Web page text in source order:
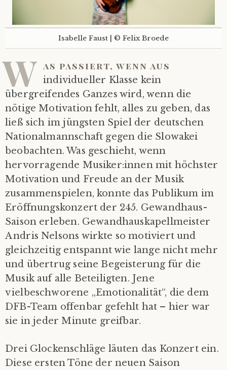
Isabelle Faust | © Felix Broede
W as passiert, wenn aus
individueller Klasse kein
übergreifendes Ganzes wird, wenn die
nötige Motivation fehlt, alles zu geben, das
ließ sich im jüngsten Spiel der deutschen
Nationalmannschaft gegen die Slowakei
beobachten. Was geschieht, wenn
hervorragende Musiker:innen mit höchster
Motivation und Freude an der Musik
zusammenspielen, konnte das Publikum im
Eröffnungskonzert der 245. Gewandhaus-
Saison erleben. Gewandhauskapellmeister
Andris Nelsons wirkte so motiviert und
gleichzeitig entspannt wie lange nicht mehr
und übertrug seine Begeisterung für die
Musik auf alle Beteiligten. Jene
vielbeschworene „Emotionalität“, die dem
DFB-Team offenbar gefehlt hat – hier war
sie in jeder Minute greifbar.
Drei Glockenschläge läuten das Konzert ein.
Diese ersten Töne der neuen Saison